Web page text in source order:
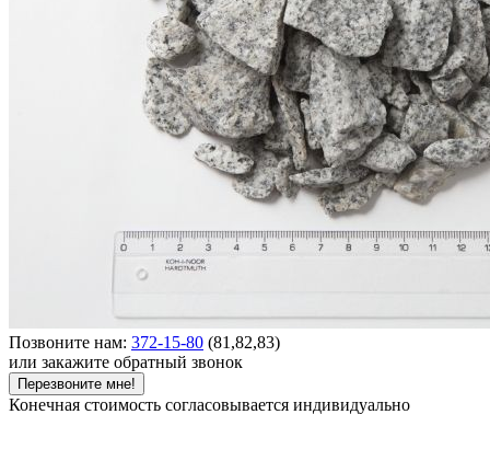
Позвоните нам: 372-15-80 (81,82,83)
или закажите обратный звонок
Перезвоните мне!
Конечная стоимость согласовывается индивидуально